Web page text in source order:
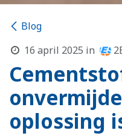
Blog
16 april 2025 in
oplossing